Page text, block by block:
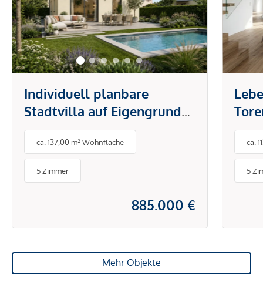
Individuell planbare
Stadtvilla auf Eigengrund
in Wien-Donaustadt
ca. 137,00 m² Wohnfläche
5 Zimmer
885.000 €
Ihr
ca.
5
Mehr Objekte